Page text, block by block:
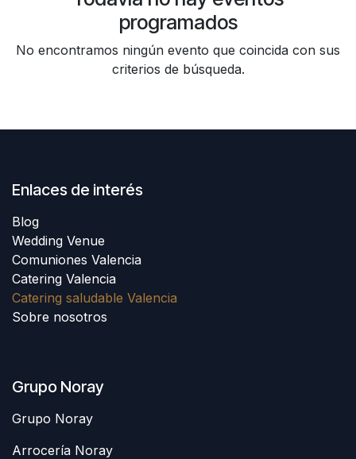
programados
No encontramos ningún evento que coincida con sus
criterios de búsqueda.
Enlaces de interés
Blog
Wedding Venue
Comuniones Valencia
Catering Valencia
Catering saludable Valencia
Sobre nosotros
Grupo Noray
Grupo Noray
Arrocería Noray